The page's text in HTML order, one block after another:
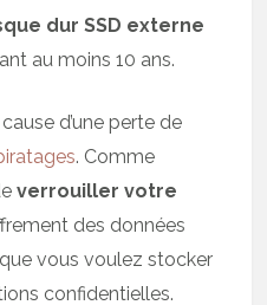
dur SSD externe
au moins 10 ans.
cause d’une perte de
. Comme
verrouiller votre
des données
vous voulez stocker
confidentielles.